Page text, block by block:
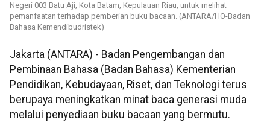
Negeri 003 Batu Aji, Kota Batam, Kepulauan Riau, untuk melihat
pemanfaatan terhadap pemberian buku bacaan. (ANTARA/HO-Badan
Bahasa Kemendibudristek)
Jakarta (ANTARA) - Badan Pengembangan dan
Pembinaan Bahasa (Badan Bahasa) Kementerian
Pendidikan, Kebudayaan, Riset, dan Teknologi terus
berupaya meningkatkan minat baca generasi muda
melalui penyediaan buku bacaan yang bermutu.